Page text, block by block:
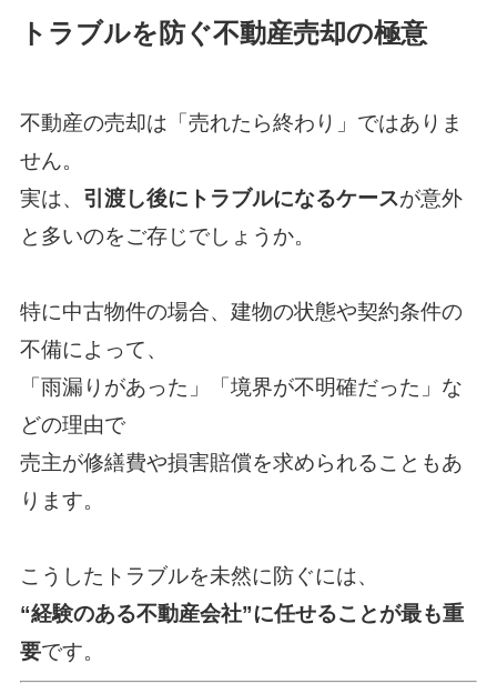
トラブルを防ぐ不動産売却の極意
不動産の売却は「売れたら終わり」ではありま
せん。
実は、 引渡し後にトラブルになるケースが意外
と多いのをご存じでしょうか。
特に中古物件の場合、建物の状態や契約条件の
不備によって、
「雨漏りがあった」「境界が不明確だった」な
どの理由で
売主が修繕費や損害賠償を求められることもあ
ります。
こうしたトラブルを未然に防ぐには、
“経験のある不動産会社”に任せることが最も重
要です。